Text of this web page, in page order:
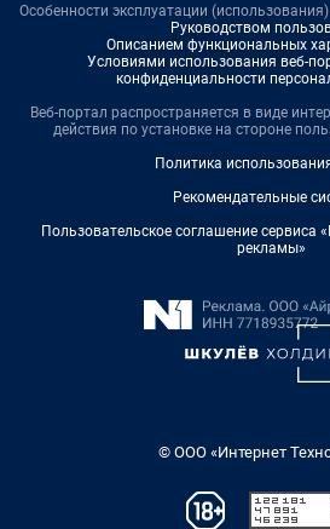
Особенности эксплуатации
Руководством
Описанием функциональных
Условиями использования веб-
конфиденциальности
Веб-портал распространяется в виде
действия по установке на стороне
Политика
Рекомендательные
Пользовательское соглашение сервиса
рекламы»
© ООО «Интернет